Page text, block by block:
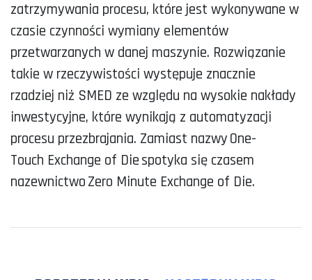
zatrzymywania procesu, które jest wykonywane w
czasie czynności wymiany elementów
przetwarzanych w danej maszynie. Rozwiązanie
takie w rzeczywistości występuje znacznie
rzadziej niż SMED ze względu na wysokie nakłady
inwestycyjne, które wynikają z automatyzacji
procesu przezbrajania. Zamiast nazwy One-
Touch Exchange of Die spotyka się czasem
nazewnictwo Zero Minute Exchange of Die.